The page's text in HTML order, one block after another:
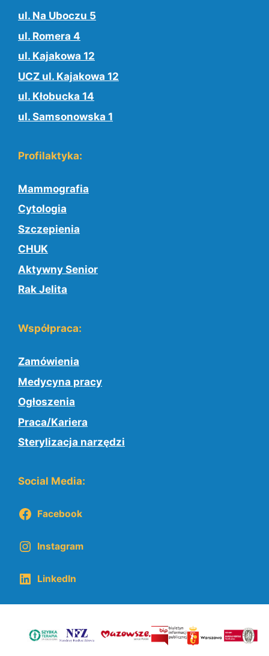
ul. Na Uboczu 5
ul. Romera 4
ul. Kajakowa 12
UCZ ul. Kajakowa 12
ul. Kłobucka 14
ul. Samsonowska 1
Profilaktyka:
Mammografia
Cytologia
Szczepienia
CHUK
Aktywny Senior
Rak Jelita
Współpraca:
Zamówienia
Medycyna pracy
Ogłoszenia
Praca/Kariera
Sterylizacja narzędzi
Social Media:
Facebook
Instagram
LinkedIn